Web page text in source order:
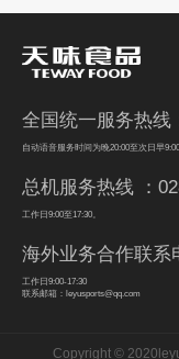
全国统一服务热线
自动语音服务时间为晚20:00至次日早9:00
总机服务热线 ：
工作日9:00至17:30。
海外业务合作联系
工作日9:00-17:30
联系邮箱：leyusports@qq.com
Copyright ©